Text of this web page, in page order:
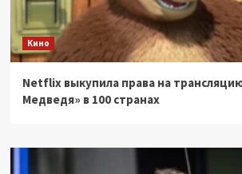
Кино
Netflix выкупила права на
Медведя» в 100 странах